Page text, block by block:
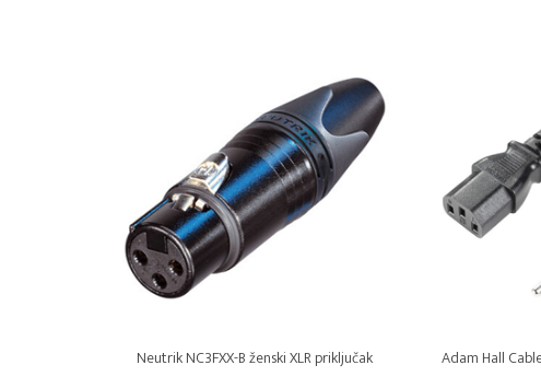
Neutrik NC3FXX-B ženski XLR priključak Adam Hall